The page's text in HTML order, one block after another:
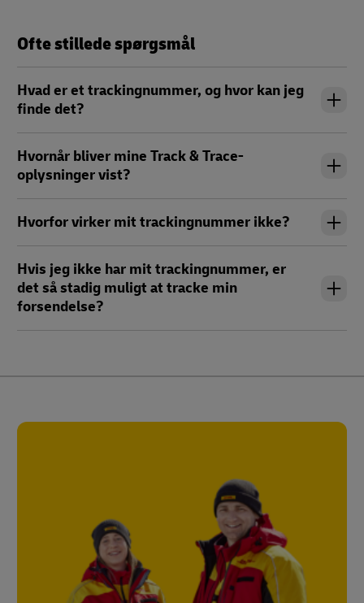
Ofte stillede spørgsmål
Hvad er et trackingnummer, og hvor kan jeg
finde det?
Hvornår bliver mine Track & Trace-
oplysninger vist?
Hvorfor virker mit trackingnummer ikke?
Hvis jeg ikke har mit trackingnummer, er
det så stadig muligt at tracke min
forsendelse?